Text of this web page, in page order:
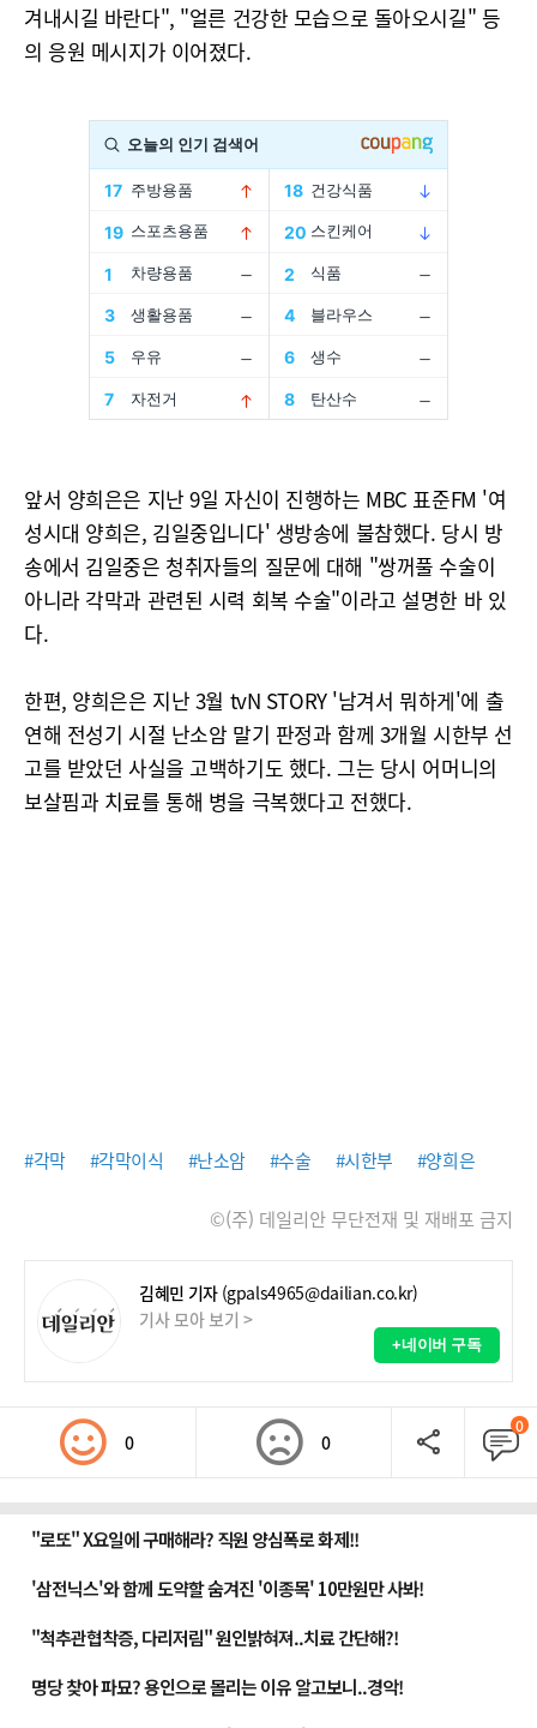
겨내시길 바란다", "얼른 건강한 모습으로 돌아오시길" 등
의 응원 메시지가 이어졌다.
앞서 양희은은 지난 9일 자신이 진행하는 MBC 표준FM '여
성시대 양희은, 김일중입니다' 생방송에 불참했다. 당시 방
송에서 김일중은 청취자들의 질문에 대해 "쌍꺼풀 수술이
아니라 각막과 관련된 시력 회복 수술"이라고 설명한 바 있
다.
한편, 양희은은 지난 3월 tvN STORY '남겨서 뭐하게'에 출
연해 전성기 시절 난소암 말기 판정과 함께 3개월 시한부 선
고를 받았던 사실을 고백하기도 했다. 그는 당시 어머니의
보살핌과 치료를 통해 병을 극복했다고 전했다.
#각막 #각막이식 #난소암 #수술 #시한부 #양희은
©(주) 데일리안 무단전재 및 재배포 금지
김혜민 기자 (gpals4965@dailian.co.kr)
기사 모아 보기 >
+네이버 구독
0 0
0